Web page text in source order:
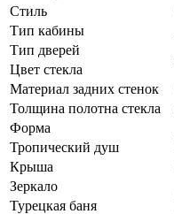
Стиль
Тип кабины
Тип дверей
Цвет стекла
Материал задних стенок
Толщина полотна стекла
Форма
Тропический душ
Крыша
Зеркало
Турецкая баня